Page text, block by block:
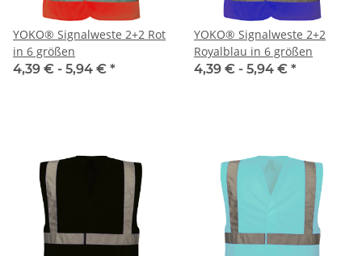
YOKO® Signalweste 2+2 Rot
in 6 größen
4,39 € - 5,94 € *
YOKO® Signalweste 2+2
Royalblau in 6 größen
4,39 € - 5,94 € *